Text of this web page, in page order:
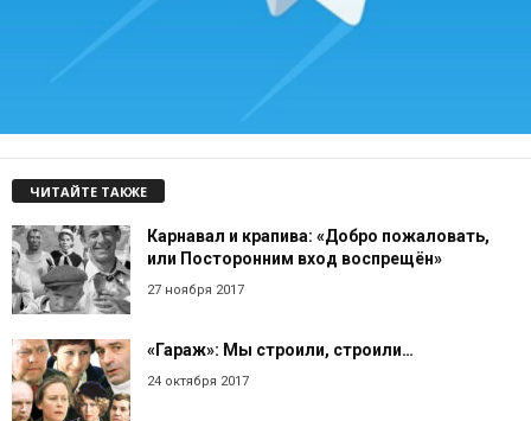
ЧИТАЙТЕ ТАКЖЕ
Карнавал и крапива: «Добро пожаловать,
или Посторонним вход воспрещён»
27 ноября 2017
«Гараж»: Мы строили, строили…
24 октября 2017